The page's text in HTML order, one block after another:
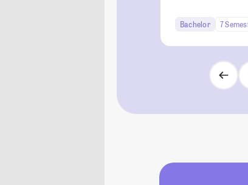
Bachelor 7